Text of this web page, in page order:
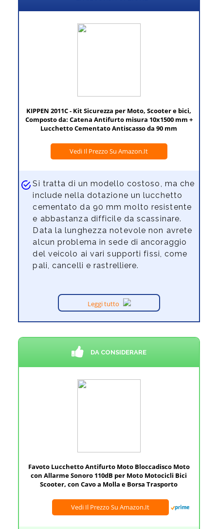
KIPPEN 2011C - Kit Sicurezza per Moto, Scooter e bici,
Composto da: Catena Antifurto misura 10x1500 mm +
Lucchetto Cementato Antiscasso da 90 mm
Vedi Il Prezzo Su Amazon.it
Si tratta di un modello costoso, ma che
include nella dotazione un lucchetto
cementato da 90 mm molto resistente
e abbastanza difficile da scassinare.
Data la lunghezza notevole non avrete
alcun problema in sede di ancoraggio
del veicolo ai vari supporti fissi, come
pali, cancelli e rastrelliere.
Leggi tutto
DA CONSIDERARE
Favoto Lucchetto Antifurto Moto Bloccadisco Moto
con Allarme Sonoro 110dB per Moto Motocicli Bici
Scooter, con Cavo a Molla e Borsa Trasporto
Vedi Il Prezzo Su Amazon.it